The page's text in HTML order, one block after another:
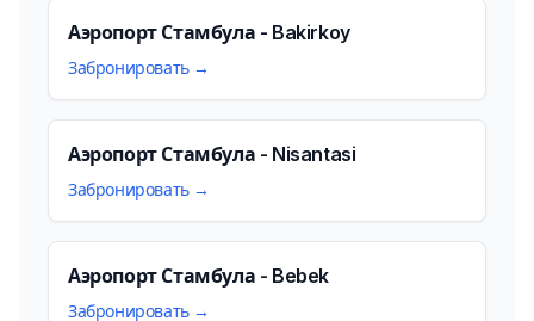
Аэропорт Стамбула - Bakirkoy
Забронировать →
Аэропорт Стамбула - Nisantasi
Забронировать →
Аэропорт Стамбула - Bebek
Забронировать →